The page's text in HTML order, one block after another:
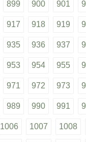
899 900 901
917 918 919
935 936 937
953 954 955
971 972 973
989 990 991
1006 1007 1008